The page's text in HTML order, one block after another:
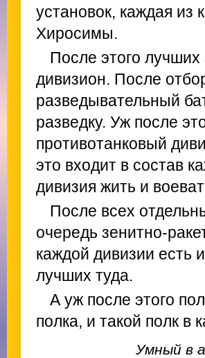
установок, каждая из
Хиросимы.
После этого
дивизион. После
разведывательный
разведку. Уж после
противотанковый
это входит в состав
дивизия жить и
После всех
очередь зенитно-
каждой дивизии есть
лучших туда.
А уж после этого
полка, и такой полк в
Умный в